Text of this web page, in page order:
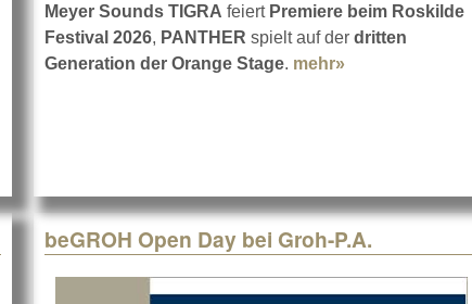
Meyer Sounds TIGRA feiert Premiere beim Roskilde
Festival 2026, PANTHER spielt auf der dritten
Generation der Orange Stage. mehr»
beGROH Open Day bei Groh-P.A.